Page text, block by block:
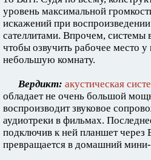
уровень максимальной
искажений при
сателлитами. Впрочем, системы
чтобы озвучить рабочее место
небольшую комнату.
Вердикт: акустическая
обладает не очень большой
воспроизводит звуковое
аудиотреки в фильмах.
подключив к ней планшет через
превращается в домашний мини-